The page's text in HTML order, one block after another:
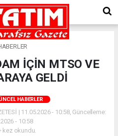
İÇİN MTSO VE
GELDİ
HABERLER
| 11.05.2026 - 10:58, Güncelleme:
- 10:58
kez okundu.